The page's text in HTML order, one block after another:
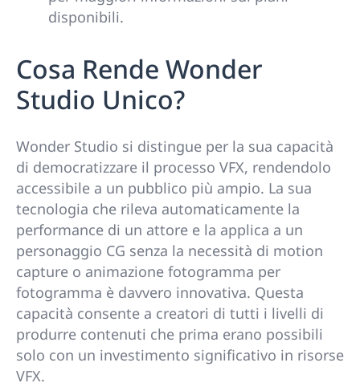
disponibili.
Cosa Rende Wonder
Studio Unico?
Wonder Studio si distingue per la sua capacità
di democratizzare il processo VFX, rendendolo
accessibile a un pubblico più ampio. La sua
tecnologia che rileva automaticamente la
performance di un attore e la applica a un
personaggio CG senza la necessità di motion
capture o animazione fotogramma per
fotogramma è davvero innovativa. Questa
capacità consente a creatori di tutti i livelli di
produrre contenuti che prima erano possibili
solo con un investimento significativo in risorse
VFX.